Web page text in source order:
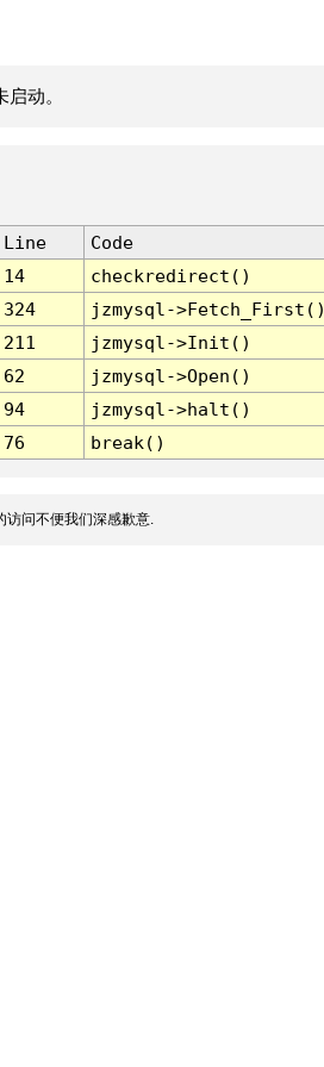
动。
Line
Code
14
checkredirect()
324
jzmysql-
211
jzmysql->Init()
62
jzmysql->Open()
94
jzmysql->halt()
76 break()
问不便我们深感歉意.